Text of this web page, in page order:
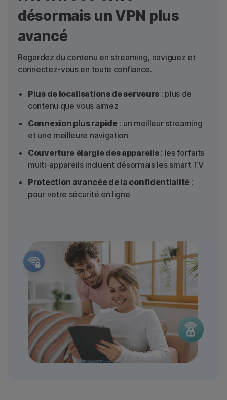
désormais un VPN plus
avancé
Regardez du contenu en streaming, naviguez et
connectez-vous en toute confiance.
Plus de localisations de serveurs : plus de
contenu que vous aimez
Connexion plus rapide: un meilleur streaming
et une meilleure navigation
Couverture élargie des appareils: les forfaits
multi-appareils incluent désormais les smart TV
Protection avancée de la confidentialité :
pour votre sécurité en ligne